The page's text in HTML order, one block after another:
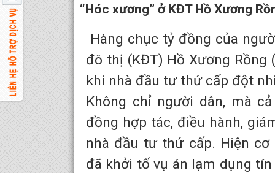
“Hóc xương” ở KĐT Hồ Xương
Hàng chục tỷ đồng của
đô thị (KĐT) Hồ Xương Rồng
khi nhà đầu tư thứ cấp đột
Không chỉ người dân, mà
đồng hợp tác, điều hành,
nhà đầu tư thứ cấp. Hiện cơ
đã khởi tố vụ án lạm dụng